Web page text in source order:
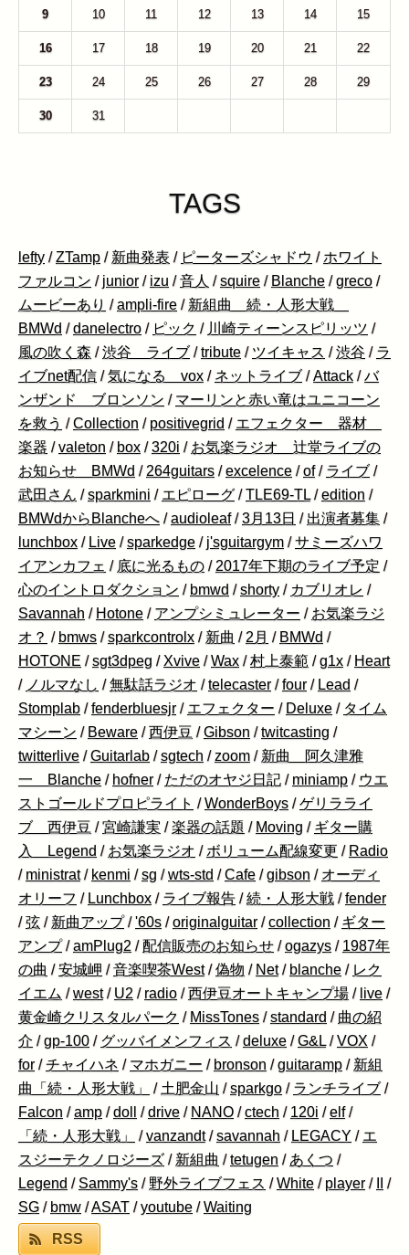
9 10 11 12 13 14 15
16 17 18 19 20 21 22
23 24 25 26 27 28 29
30 31
TAGS
lefty /ZTamp / 新曲発表 / ピーターズシャドウ / ホワイト
ファルコン / junior / izu /音人 /squire / Blanche /greco /
ムービーあり /ampli-fire / 新組曲 続・人形大戦
BMWd /danelectro / ピック / 川崎ティーンスピリッツ /
風の吹く森 /渋谷 ライブ /tribute / ツイキャス /渋谷 / ラ
イブnet配信 /気になる vox / ネットライブ /Attack /バ
ンザンド ブロンソン / マーリンと赤い竜はユニコーン
を救う /Collection / positivegrid / エフェクター 器材
楽器 /valeton / box /320i / お気楽ラジオ 辻堂ライブの
お知らせ BMWd / 264guitars /excelence /of / ライブ /
武田さん /sparkmini / エピローグ /TLE69-TL /edition /
BMWdからBlancheへ /audioleaf /3月13日 / 出演者募集 /
lunchbox / Live /sparkedge / j'sguitargym /サミーズハワ
イアンカフェ / 底に光るもの / 2017年下期のライブ予定 /
心のイントロダクション / bmwd /shorty / カブリオレ /
Savannah / Hotone / アンプシミュレーター / お気楽ラジ
オ？ / bmws /sparkcontrolx / 新曲 / 2月 / BMWd /
HOTONE /sgt3dpeg / Xvive /Wax /村上泰範 /g1x / Heart
/ ノルマなし /無駄話ラジオ /telecaster /four / Lead /
Stomplab /fenderbluesjr / エフェクター / Deluxe / タイム
マシーン / Beware /西伊豆 /Gibson /twitcasting /
twitterlive /Guitarlab /sgtech /zoom / 新曲 阿久津雅
一 Blanche / hofner / ただのオヤジ日記 / miniamp / ウエ
ストゴールドプロピライト /WonderBoys /ゲリラライ
ブ 西伊豆 /宮崎謙実 /楽器の話題 / Moving / ギター購
入 Legend / お気楽ラジオ / ボリューム配線変更 / Radio
/ ministrat / kenmi /sg /wts-std /Cafe /gibson / オーディ
オリーフ / Lunchbox / ライブ報告 /続・人形大戦 /fender
/弦 / 新曲アップ /'60s /originalguitar /collection / ギター
アンプ /amPlug2 /配信販売のお知らせ /ogazys / 1987年
の曲 /安城岬 /音楽喫茶West /偽物 / Net / blanche / レク
イエム /west / U2 / radio /西伊豆オートキャンプ場 / live /
黄金崎クリスタルパーク / MissTones /standard / 曲の紹
介 /gp-100 / グッバイメンフィス /deluxe /G&L /VOX /
for /チャイハネ / マホガニー / bronson /guitaramp / 新組
曲「続・人形大戦」
/ 土肥金山 /sparkgo / ランチライブ /
Falcon /amp /doll /drive / NANO /ctech / 120i /elf /
「続・人形大戦」
/vanzandt /savannah / LEGACY / エ
スジーテクノロジーズ / 新組曲 /tetugen / あくつ /
Legend /Sammy's / 野外ライブフェス /White / player /
/
SG / bmw /ASAT /youtube /Waiting
RSS